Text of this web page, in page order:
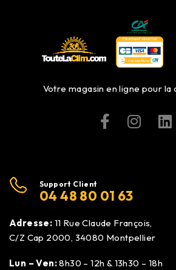
Votre magasin en ligne pour la
Support Client
04 48 80 01 63
Adresse: 11 Rue Claude François,
C/Z Cap 2000, 34080 Montpellier
Lun – Ven:8h30 – 12h & 13h30 – 18h